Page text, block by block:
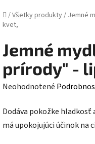
Domov
/Všetky produkty/ Jemné
kvet,
Jemné
prírody" -
Priemerné
produktu
je
Neohodnotené
Dodáva pokožke
má upokojujúci účinok na